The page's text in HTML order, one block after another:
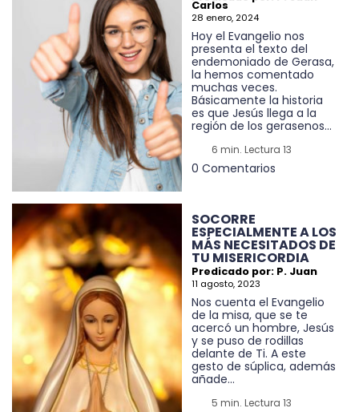
Carlos
28 enero, 2024
Hoy el Evangelio nos
presenta el texto del
endemoniado de Gerasa,
la hemos comentado
muchas veces.
Básicamente la historia
es que Jesús llega a la
región de los gerasenos...
6 min. Lectura 13
0 Comentarios
SOCORRE
ESPECIALMENTE A LOS
MÁS NECESITADOS DE
TU MISERICORDIA
Predicado por: P. Juan
11 agosto, 2023
Nos cuenta el Evangelio
de la misa, que se te
acercó un hombre, Jesús
y se puso de rodillas
delante de Ti. A este
gesto de súplica, además
añade...
5 min. Lectura 13